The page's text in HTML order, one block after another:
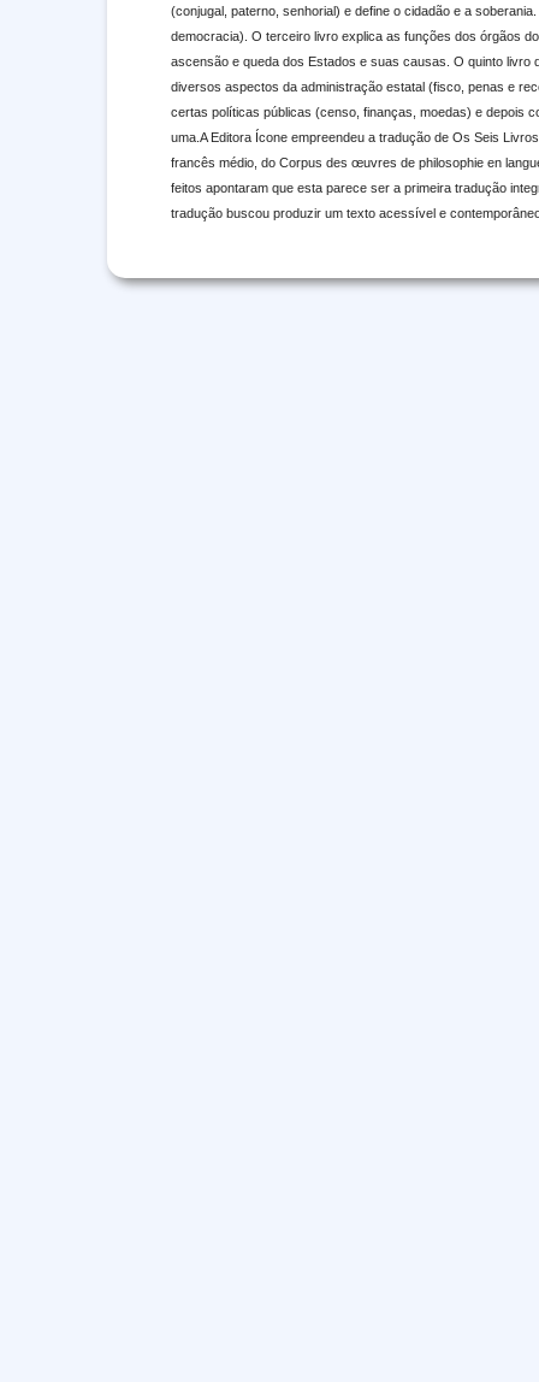
(conjugal, paterno, senhorial) e define o cidadão e a
democracia). O terceiro livro explica as funções dos órgãos
ascensão e queda dos Estados e suas causas. O quinto livro
diversos aspectos da administração estatal (fisco, penas e
certas políticas públicas (censo, finanças, moedas) e depois
uma.A Editora Ícone empreendeu a tradução de Os Seis
francês médio, do Corpus des œuvres de philosophie en
feitos apontaram que esta parece ser a primeira tradução
tradução buscou produzir um texto acessível e